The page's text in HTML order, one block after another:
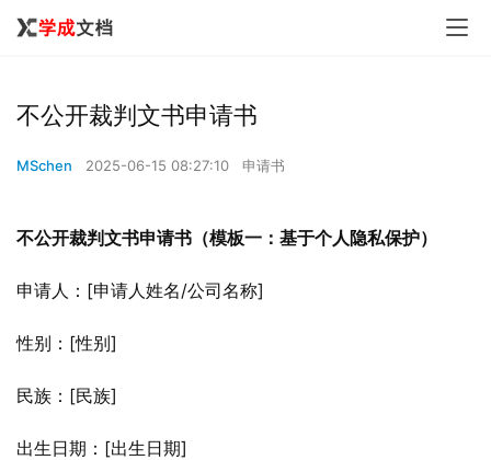
不公开裁判文书申请书
MSchen 2025-06-15 08:27:10 申请书
不公开裁判文书申请书（模板一：基于个人隐私保护）
申请人：[申请人姓名/公司名称]
性别：[性别]
民族：[民族]
出生日期：[出生日期]